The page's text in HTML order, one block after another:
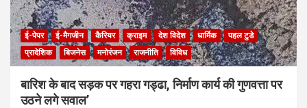
ई-पेपर ई-मैगजीन कैरियर क्राइम देश विदेश धार्मिक
पहल टुडे
प्रादेशिक
बिजनेस मनोरंजन राजनीति विविध
बारिश के बाद सड़क पर गहरा गड्ढा, निर्माण कार्य की गुणवत्ता पर
उठने लगे सवाल’